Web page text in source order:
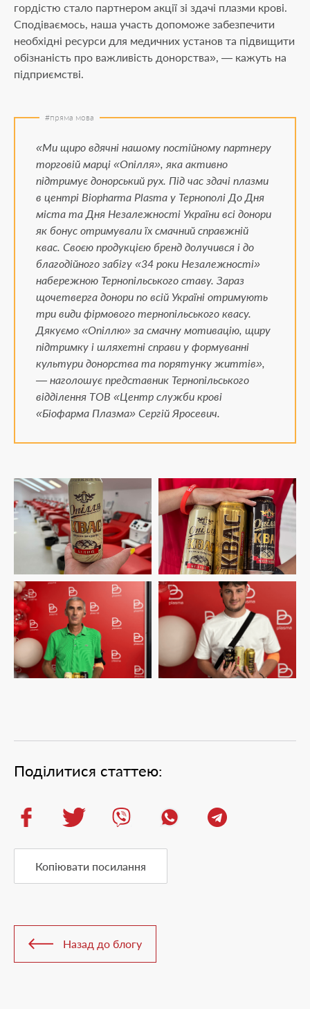
гордістю стало партнером акції зі здачі плазми крові.
Сподіваємось, наша участь допоможе забезпечити
необхідні ресурси для медичних установ та підвищити
обізнаність про важливість донорства», — кажуть на
підприємстві.
«Ми щиро вдячні нашому постійному партнеру
торговій марці «Опілля», яка активно
підтримує донорський рух. Під час здачі плазми
в центрі Biopharma Plasma у Тернополі До Дня
міста та Дня Незалежності України всі донори
як бонус отримували їх смачний справжній
квас. Своєю продукцією бренд долучився і до
благодійного забігу «34 роки Незалежності»
набережною Тернопільського ставу. Зараз
щочетверга донори по всій Україні отримують
три види фірмового тернопільського квасу.
Дякуємо «Опіллю» за смачну мотивацію, щиру
підтримку і шляхетні справи у формуванні
культури донорства та порятунку життів»,
— наголошує представник Тернопільського
відділення ТОВ «Центр служби крові
«Біофарма Плазма» Сергій Яросевич.
Поділитися статтею:
Копіювати посилання
Назад до блогу